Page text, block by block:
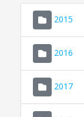
2015
2016
2017